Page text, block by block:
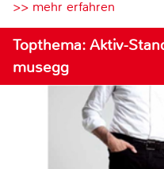
>> mehr erfahren
Topthema: Aktiv-
musegg